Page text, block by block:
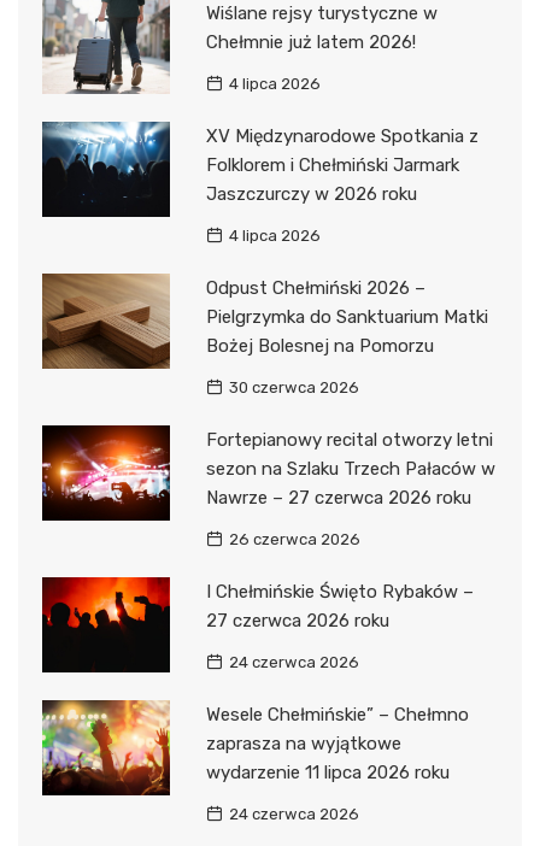
Wiślane rejsy turystyczne w
Chełmnie już latem 2026!
4 lipca 2026
XV Międzynarodowe Spotkania z
Folklorem i Chełmiński Jarmark
Jaszczurczy w 2026 roku
4 lipca 2026
Odpust Chełmiński 2026 –
Pielgrzymka do Sanktuarium Matki
Bożej Bolesnej na Pomorzu
30 czerwca 2026
Fortepianowy recital otworzy letni
sezon na Szlaku Trzech Pałaców w
Nawrze – 27 czerwca 2026 roku
26 czerwca 2026
I Chełmińskie Święto Rybaków –
27 czerwca 2026 roku
24 czerwca 2026
Wesele Chełmińskie” – Chełmno
zaprasza na wyjątkowe
wydarzenie 11 lipca 2026 roku
24 czerwca 2026